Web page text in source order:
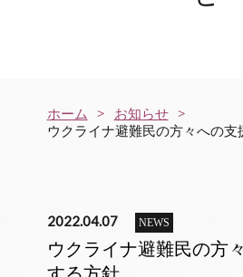
ホーム
お知らせ
ウクライナ避難民の方々への支
2022.04.07 NEWS
ウクライナ避難民の方